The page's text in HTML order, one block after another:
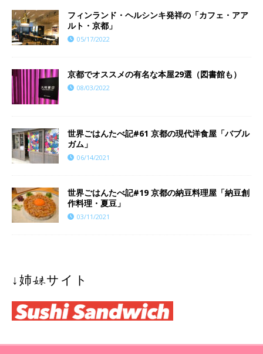
フィンランド・ヘルシンキ発祥の「カフェ・アア
ルト・京都」
05/17/2022
京都でオススメの有名な本屋29選（図書館も）
08/03/2022
世界ごはんたべ記#61 京都の現代洋食屋「バブル
ガム」
06/14/2021
世界ごはんたべ記#19 京都の納豆料理屋「納豆創
作料理・夏豆」
03/11/2021
↓姉妹サイト